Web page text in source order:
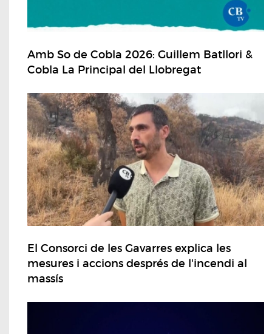
Amb So de Cobla 2026: Guillem Batllori &
Cobla La Principal del Llobregat
El Consorci de les Gavarres explica les
mesures i accions després de l'incendi al
massís